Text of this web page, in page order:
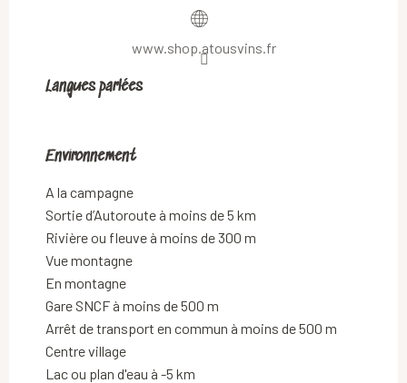
www.shop.atousvins.fr
Langues parlées
Langues parlées
Environnement
Environnement
A la campagne
Sortie d’Autoroute à moins de 5 km
Rivière ou fleuve à moins de 300 m
Vue montagne
En montagne
Gare SNCF à moins de 500 m
Arrêt de transport en commun à moins de 500 m
Centre village
Lac ou plan d'eau à -5 km